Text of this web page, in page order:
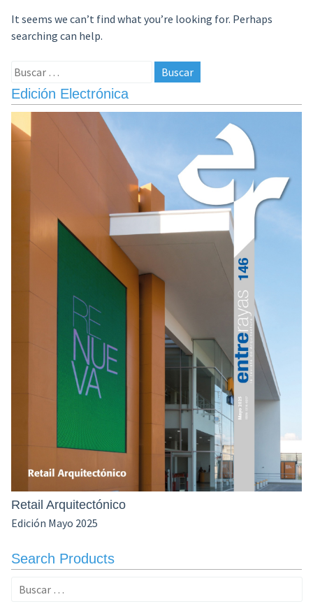
It seems we can’t find what you’re looking for. Perhaps
searching can help.
Buscar:
Edición Electrónica
Retail Arquitectónico
Edición Mayo 2025
Search Products
Buscar: